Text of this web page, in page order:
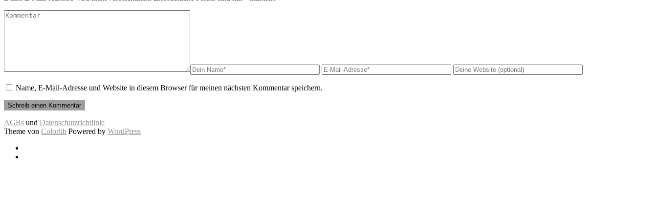
Name, E-Mail-Adresse und Website in diesem Browser für meinen nächsten Kommentar speichern.
AGBs und Datenschutzrichtlinie
Theme von Colorlib Powered by WordPress